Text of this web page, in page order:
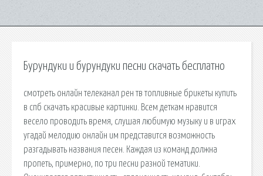
Бурундуки и бурундуки песни скачать бесплатно
смотреть онлайн телеканал рен тв топливные брикеты купить
в спб скачать красивые картинки. Всем деткам нравится
весело проводить время, слушая любимую музыку и в играх
угадай мелодию онлайн им представится возможность
разгадывать названия песен. Каждая из команд должна
пропеть, примерно, по три песни разной тематики.